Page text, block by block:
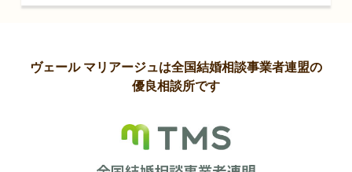
ヴェール マリアージュは全国結婚相談事業者連盟の
優良相談所です